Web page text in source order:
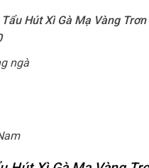
Tẩu Hút Xì Gà Mạ Vàng
ngà